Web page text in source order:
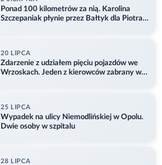
Ponad 100 kilometrów za nią. Karolina
Szczepaniak płynie przez Bałtyk dla Piotra.
20 LIPCA
Zdarzenie z udziałem pięciu pojazdów we
Wrzoskach. Jeden z kierowców zabrany w
25 LIPCA
Wypadek na ulicy Niemodlińskiej w Opolu.
Dwie osoby w szpitalu
28 LIPCA